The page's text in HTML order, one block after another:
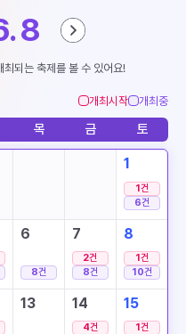
8
되는 축제를 볼 수 있어요!
개최시작 개최중
목 금 토
1
1건
6건
6
8건
7
2건
8건
8
1건
10건
13 14
4건
15
1건